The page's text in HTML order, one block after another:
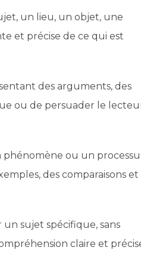
un lieu, un objet, une
et précise de ce qui est
des arguments, des
ou de persuader le
ou un
des comparaisons et
sujet spécifique, sans
claire et